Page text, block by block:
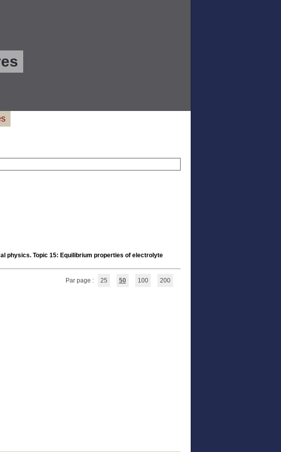
physics. Topic 15: Equilibrium properties of electrolyte
Par page : 25 50 100 200